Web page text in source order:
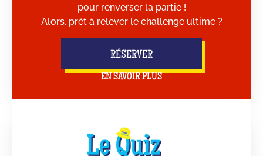
pour renverser la partie !
Alors, prêt à relever le challenge ultime ?
RÉSERVER
EN SAVOIR PLUS